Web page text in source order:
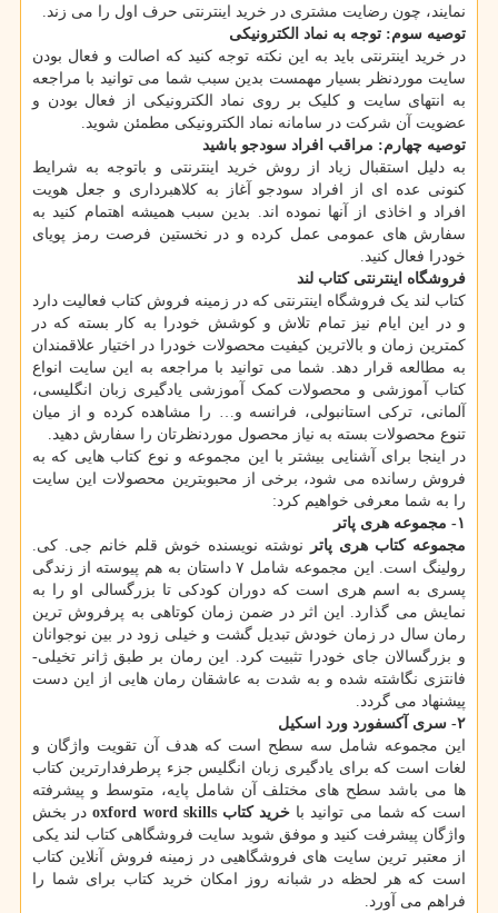
نمایند، چون رضایت مشتری در خرید اینترنتی حرف اول را می زند.
توصیه سوم: توجه به نماد الکترونیکی
در خرید اینترنتی باید به این نکته توجه کنید که اصالت و فعال بودن
سایت موردنظر بسیار مهمست بدین سبب شما می توانید با مراجعه
به انتهای سایت و کلیک بر روی نماد الکترونیکی از فعال بودن و
عضویت آن شرکت در سامانه نماد الکترونیکی مطمئن شوید.
توصیه چهارم: مراقب افراد سودجو باشید
به دلیل استقبال زیاد از روش خرید اینترنتی و باتوجه به شرایط
کنونی عده ای از افراد سودجو آغاز به کلاهبرداری و جعل هویت
افراد و اخاذی از آنها نموده اند. بدین سبب همیشه اهتمام کنید به
سفارش های عمومی عمل کرده و در نخستین فرصت رمز پویای
خودرا فعال کنید.
فروشگاه اینترنتی کتاب لند
کتاب لند یک فروشگاه اینترنتی که در زمینه فروش کتاب فعالیت دارد
و در این ایام نیز تمام تلاش و کوشش خودرا به کار بسته که در
کمترین زمان و بالاترین کیفیت محصولات خودرا در اختیار علاقمندان
به مطالعه قرار دهد. شما می توانید با مراجعه به این سایت انواع
کتاب آموزشی و محصولات کمک آموزشی یادگیری زبان انگلیسی،
آلمانی، ترکی استانبولی، فرانسه و… را مشاهده کرده و از میان
تنوع محصولات بسته به نیاز محصول موردنظرتان را سفارش دهید.
در اینجا برای آشنایی بیشتر با این مجموعه و نوع کتاب هایی که به
فروش رسانده می شود، برخی از محبوبترین محصولات این سایت
را به شما معرفی خواهیم کرد:
۱-
مجموعه هری پاتر
مجموعه کتاب هری پاتر
نوشته نویسنده خوش قلم خانم جی. کی.
رولینگ است. این مجموعه شامل ۷ داستان به هم پیوسته از زندگی
پسری به اسم هری است که دوران کودکی تا بزرگسالی او را به
نمایش می گذارد. این اثر در ضمن زمان کوتاهی به پرفروش ترین
رمان سال در زمان خودش تبدیل گشت و خیلی زود در بین نوجوانان
و بزرگسالان جای خودرا تثبیت کرد. این رمان بر طبق ژانر تخیلی-
فانتزی نگاشته شده و به شدت به عاشقان رمان هایی از این دست
پیشنهاد می گردد.
۲- سری آکسفورد ورد اسکیل
این مجموعه شامل سه سطح است که هدف آن تقویت واژگان و
لغات است که برای یادگیری زبان انگلیس جزء پرطرفدارترین کتاب
ها می باشد سطح های مختلف آن شامل پایه، متوسط و پیشرفته
است که شما می توانید با خرید کتاب oxford word skills
در بخش
واژگان پیشرفت کنید و موفق شوید سایت فروشگاهی کتاب لند یکی
از معتبر ترین سایت های فروشگاهیی در زمینه فروش آنلاین کتاب
است که هر لحظه در شبانه روز امکان خرید کتاب برای شما را
فراهم می آورد.